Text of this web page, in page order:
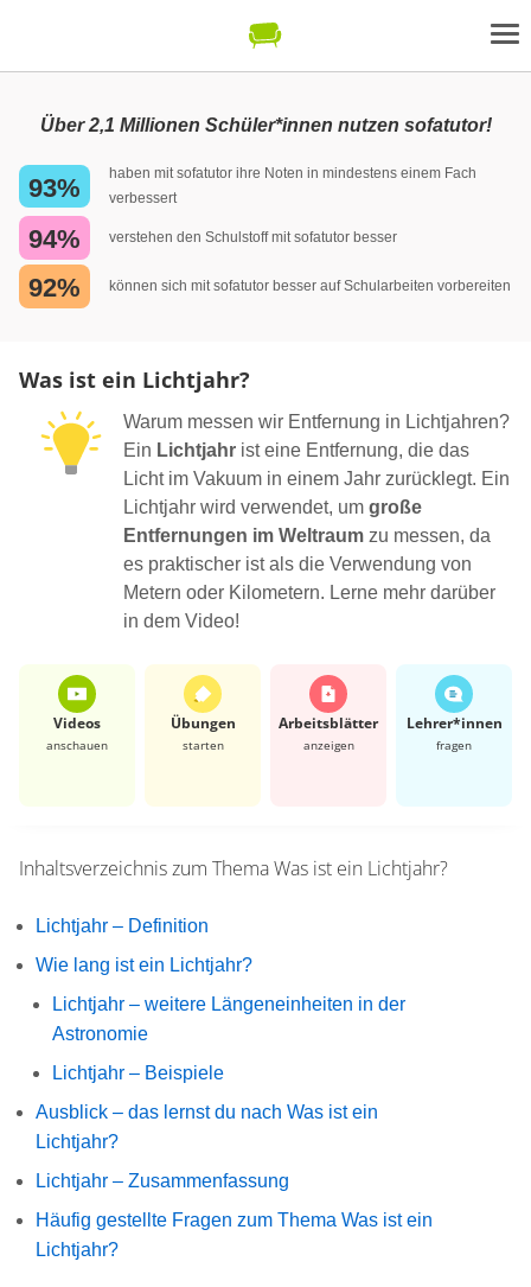
Über 2,1 Millionen Schüler*innen nutzen sofatutor!
93%
haben mit sofatutor ihre Noten in mindestens einem Fach
verbessert
94% verstehen den Schulstoff mit sofatutor besser
92% können sich mit sofatutor besser auf Schularbeiten vorbereiten
Was ist ein Lichtjahr?
Warum messen wir Entfernung in Lichtjahren?
Ein Lichtjahr ist eine Entfernung, die das
Licht im Vakuum in einem Jahr zurücklegt. Ein
Lichtjahr wird verwendet, um große
Entfernungen im Weltraum zu messen, da
es praktischer ist als die Verwendung von
Metern oder Kilometern. Lerne mehr darüber
in dem Video!
Videos
anschauen
Übungen
starten
Arbeits­blätter
anzeigen
Lehrer*​innen
fragen
Inhaltsverzeichnis zum ThemaWas ist ein Lichtjahr?
Lichtjahr – Definition
Wie lang ist ein Lichtjahr?
Lichtjahr – weitere Längeneinheiten in der
Astronomie
Lichtjahr – Beispiele
Ausblick – das lernst du nach Was ist ein
Lichtjahr?
Lichtjahr – Zusammenfassung
Häufig gestellte Fragen zum Thema Was ist ein
Lichtjahr?